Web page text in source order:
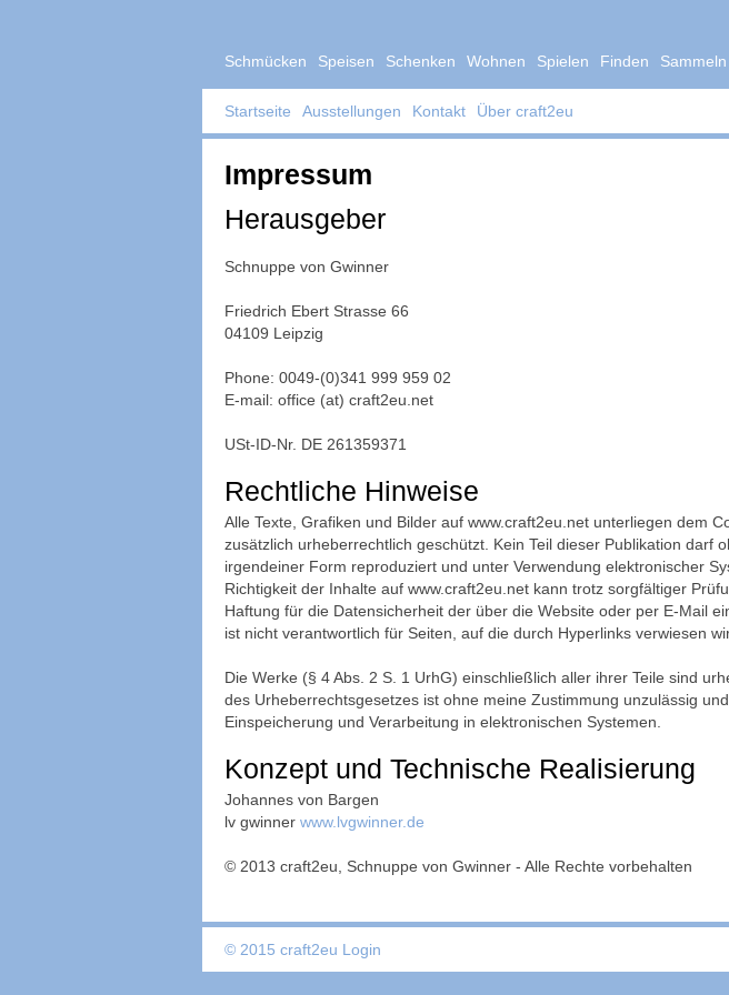
Schmücken Speisen Schenken Wohnen Spielen Finden Sammeln
Startseite Ausstellungen Kontakt Über craft2eu
Impressum
Herausgeber
Schnuppe von Gwinner
Friedrich Ebert Strasse 66
04109 Leipzig
Phone: 0049-(0)341 999 959 02
E-mail: office (at) craft2eu.net
USt-ID-Nr. DE 261359371
Rechtliche Hinweise
Alle Texte, Grafiken und Bilder auf www.craft2eu.net unterliegen dem
zusätzlich urheberrechtlich geschützt. Kein Teil dieser Publikation darf
irgendeiner Form reproduziert und unter Verwendung elektronischer
Richtigkeit der Inhalte auf www.craft2eu.net kann trotz sorgfältiger
Haftung für die Datensicherheit der über die Website oder per E-Mail
ist nicht verantwortlich für Seiten, auf die durch Hyperlinks verwiesen
Die Werke (§ 4 Abs. 2 S. 1 UrhG) einschließlich aller ihrer Teile sind
des Urheberrechtsgesetzes ist ohne meine Zustimmung unzulässig
Einspeicherung und Verarbeitung in elektronischen Systemen.
Konzept und Technische Realisierung
Johannes von Bargen
lv gwinner www.lvgwinner.de
© 2013 craft2eu, Schnuppe von Gwinner - Alle Rechte vorbehalten
© 2015 craft2eu Login